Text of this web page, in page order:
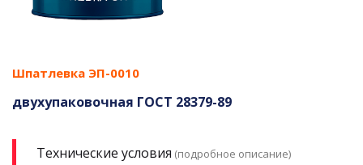
Шпатлевка ЭП-0010
двухупаковочная ГОСТ 28379-89
Технические условия (подробное описание)